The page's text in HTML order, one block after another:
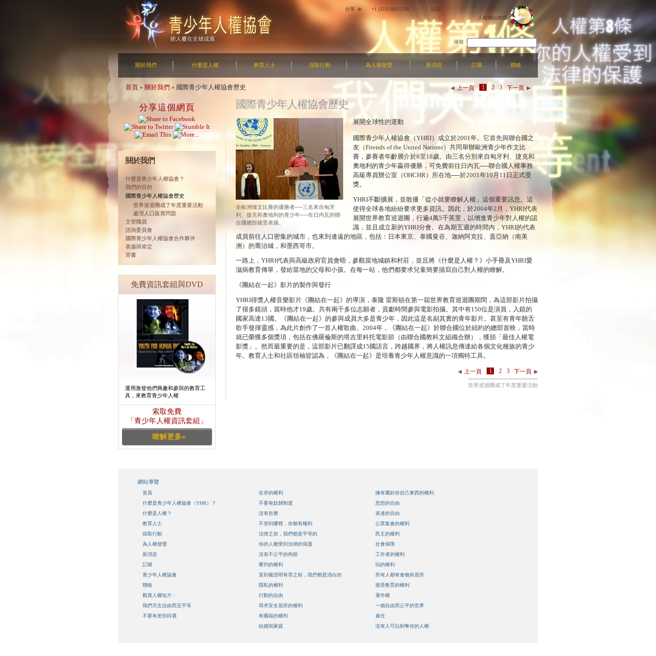
分享 +1 (323) 663-5799
語言
人權團結聯盟
搜尋
關於我們 什麼是人權 教育人士 採取行動 為人權發聲 新消息 訂購 聯絡
首頁 » 關於我們 » 國際青少年人權協會歷史 上一頁 1 2 3 下一頁
分享這個網頁
關於我們
什麼是青少年人權協會？
我們的目的
國際青少年人權協會歷史
世界巡迴團成了年度重要活動
處理人口販賣問題
主管職員
諮詢委員會
國際青少年人權協會合作夥伴
表揚與肯定
背書
免費資訊套組與DVD
運用激發他們興趣和參與的教育工
具，來教育青少年人權
索取免費
「青少年人權資訊套組」
瞭解更多»
國際青少年人權協會歷史
全歐洲徵文比賽的優勝者──三名來自匈牙
利、捷克和奧地利的青少年──在日內瓦的聯
合國總部接受表揚。
展開全球性的運動
國際青少年人權協會（YHRI）成立於2001年。它首先與聯合國之
友（Friends of the United Nations）共同舉辦歐洲青少年作文比
賽，參賽者年齡層介於8至18歲。由三名分別來自匈牙利、捷克和
奧地利的青少年贏得優勝，可免費前往日內瓦──聯合國人權事務
高級專員辦公室（OHCHR）所在地──於2001年10月11日正式受
獎。
YHRI不斷擴展，並散播「從小就要瞭解人權」這個重要訊息。這
使得全球各地紛紛要求更多資訊。因此，於2004年2月，YHRI代表
展開世界教育巡迴團，行遍4萬5千英里，以增進青少年對人權的認
識，並且成立新的YHRI分會。在為期五週的時間內，YHRI的代表
成員前往人口密集的城市，也來到邊遠的地區，包括：日本東京、泰國曼谷、迦納阿克拉、蓋亞納（南美
洲）的喬治城，和墨西哥市。
一路上，YHRI代表與高級政府官員會晤，參觀當地城鎮和村莊，並且將《什麼是人權？》小手冊及YHRI愛
滋病教育傳單，發給當地的父母和小孩。在每一站，他們都要求兒童簡要描寫自己對人權的瞭解。
《團結在一起》影片的製作與發行
YHRI得獎人權音樂影片《團結在一起》的導演，泰隆 雷斯頓在第一屆世界教育巡迴團期間，為這部影片拍攝
了很多鏡頭，當時他才19歲。共有兩千多位志願者，貢獻時間參與電影拍攝。其中有150位是演員，入鏡的
國家高達13國。《團結在一起》的參與成員大多是青少年，因此這是名副其實的青年影片。甚至有青年饒舌
歌手發揮靈感，為此片創作了一首人權歌曲。2004年，《團結在一起》於聯合國位於紐約的總部首映，當時
就已榮獲多個獎項，包括在佛羅倫斯的塔吉里科托電影節（由聯合國教科文組織合辦），獲頒「最佳人權電
影獎」。然而最重要的是，這部影片已翻譯成15國語言，跨越國界，將人權訊息傳達給各個文化種族的青少
年。教育人士和社區領袖皆認為，《團結在一起》是培養青少年人權意識的一項獨特工具。
上一頁 1 2 3 下一頁
世界巡迴團成了年度重要活動
網站導覽
首頁
什麼是青少年人權協會（YHR）？
什麼是人權？
教育人士
採取行動
為人權發聲
新消息
訂購
青少年人權協會
聯絡
觀賞人權短片：
我們天生自由而且平等
不要有差別待遇
生存的權利
不要有奴隸制度
沒有折磨
不管到哪裡，你都有權利
法律之前，我們都是平等的
你的人權受到法律的保護
沒有不公平的拘留
審判的權利
直到被證明有罪之前，我們都是清白的
隱私的權利
行動的自由
尋求安全居所的權利
有國籍的權利
結婚與家庭
擁有屬於你自己東西的權利
思想的自由
表達的自由
公眾集會的權利
民主的權利
社會保障
工作者的權利
玩的權利
所有人都有食物與居所
接受教育的權利
著作權
一個自由而公平的世界
責任
沒有人可以剝奪你的人權